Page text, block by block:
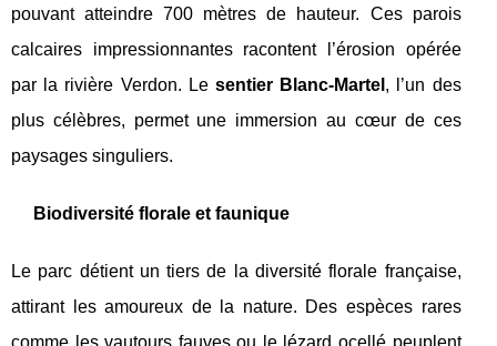
pouvant atteindre 700 mètres de hauteur. Ces parois
calcaires impressionnantes racontent l’érosion opérée
par la rivière Verdon. Le sentier Blanc-Martel , l’un des
plus célèbres, permet une immersion au cœur de ces
paysages singuliers.
Biodiversité florale et faunique
Le parc détient un tiers de la diversité florale française,
attirant les amoureux de la nature. Des espèces rares